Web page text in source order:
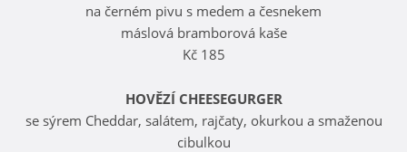
na černém pivu s medem a česnekem
máslová bramborová kaše
Kč 185
HOVĚZÍ CHEESEGURGER
se sýrem Cheddar, salátem, rajčaty, okurkou a smaženou
cibulkou